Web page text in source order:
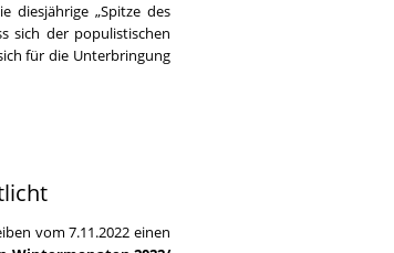
diesjährige „Spitze des
sich der populistischen
für die Unterbringung
vom 7.11.2022 einen